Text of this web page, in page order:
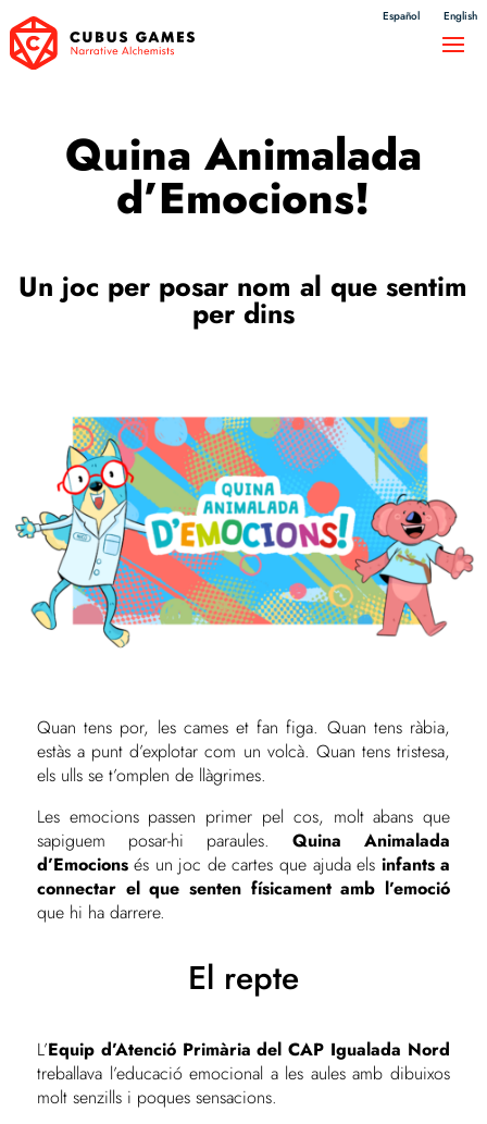
Español English
Quina Animalada
d’Emocions!
Un joc per posar nom al que sentim
per dins
Quan tens por, les cames et fan figa. Quan tens ràbia,
estàs a punt d’explotar com un volcà. Quan tens tristesa,
els ulls se t’omplen de llàgrimes.
Les emocions passen primer pel cos, molt abans que
sapiguem posar-hi paraules.Quina Animalada
d’Emocionsés un joc de cartes que ajuda els infants a
connectar el que senten físicament amb l’emoció
que hi ha darrere.
El repte
L’Equip d’Atenció Primària del CAP Igualada Nord
treballava l’educació emocional a les aules amb dibuixos
molt senzills i poques sensacions.